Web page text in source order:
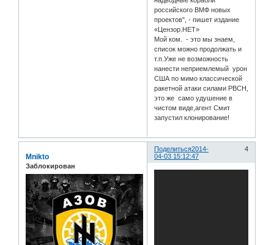
российского ВМФ новых
проектов", - пишет издание
«Цензор.НЕТ»
Мой ком. - это мы знаем,
список можно продолжать и
т.п.Уже не возможность
нанести неприемлемый урон
США по мимо классической
ракетной атаки силами РВСН,
это же само удушение в
чистом виде,агент Смит
запустил клонирование!
Поделиться 4
2014-
04-03 15:12:47
Mnikto
Заблокирован